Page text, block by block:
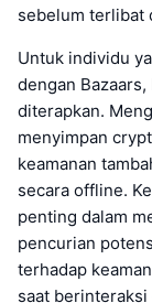
sebelum terlibat
Untuk individu
dengan
diterapkan.
menyimpan
keamanan
secara offline.
penting dalam
pencurian
terhadap
saat berinteraksi